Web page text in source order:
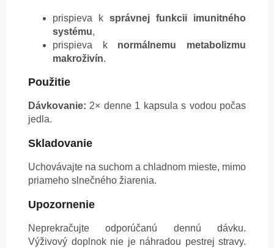
prispieva k správnej funkcii imunitného
systému,
prispieva k normálnemu metabolizmu
makroživín.
Použitie
Dávkovanie: 2× denne 1 kapsula s vodou počas
jedla.
Skladovanie
Uchovávajte na suchom a chladnom mieste, mimo
priameho slnečného žiarenia.
Upozornenie
Neprekračujte odporúčanú dennú dávku.
Výživový doplnok nie je náhradou pestrej stravy.